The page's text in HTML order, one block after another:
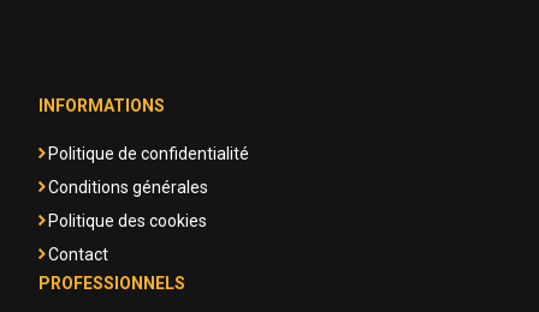
INFORMATIONS
Politique de confidentialité
Conditions générales
Politique des cookies
Contact
PROFESSIONNELS